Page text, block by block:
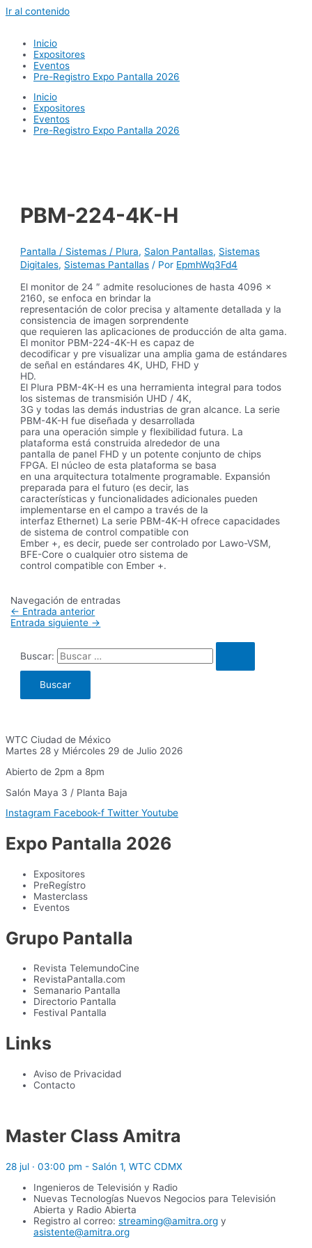
Ir al contenido
Inicio
Expositores
Eventos
Pre-Registro Expo Pantalla 2026
Inicio
Expositores
Eventos
Pre-Registro Expo Pantalla 2026
PBM-224-4K-H
Pantalla / Sistemas / Plura, Salon Pantallas, Sistemas
Digitales, Sistemas Pantallas / Por EpmhWq3Fd4
El monitor de 24 ″ admite resoluciones de hasta 4096 x
2160, se enfoca en brindar la
representación de color precisa y altamente detallada y la
consistencia de imagen sorprendente
que requieren las aplicaciones de producción de alta gama.
El monitor PBM-224-4K-H es capaz de
decodificar y pre visualizar una amplia gama de estándares
de señal en estándares 4K, UHD, FHD y
HD.
El Plura PBM-4K-H es una herramienta integral para todos
los sistemas de transmisión UHD / 4K,
3G y todas las demás industrias de gran alcance. La serie
PBM-4K-H fue diseñada y desarrollada
para una operación simple y flexibilidad futura. La
plataforma está construida alrededor de una
pantalla de panel FHD y un potente conjunto de chips
FPGA. El núcleo de esta plataforma se basa
en una arquitectura totalmente programable. Expansión
preparada para el futuro (es decir, las
características y funcionalidades adicionales pueden
implementarse en el campo a través de la
interfaz Ethernet) La serie PBM-4K-H ofrece capacidades
de sistema de control compatible con
Ember +, es decir, puede ser controlado por Lawo-VSM,
BFE-Core o cualquier otro sistema de
control compatible con Ember +.
Navegación de entradas
← Entrada anterior
Entrada siguiente →
Buscar:
WTC Ciudad de México
Martes 28 y Miércoles 29 de Julio 2026
Abierto de 2pm a 8pm
Salón Maya 3 / Planta Baja
Instagram Facebook-f Twitter Youtube
Expo Pantalla 2026
Expositores
PreRegístro
Masterclass
Eventos
Grupo Pantalla
Revista TelemundoCine
RevistaPantalla.com
Semanario Pantalla
Directorio Pantalla
Festival Pantalla
Links
Aviso de Privacidad
Contacto
Master Class Amitra
28 jul · 03:00 pm - Salón 1, WTC CDMX
Ingenieros de Televisión y Radio
Nuevas Tecnologías Nuevos Negocios para Televisión
Abierta y Radio Abierta
Registro al correo: streaming@amitra.org y
asistente@amitra.org